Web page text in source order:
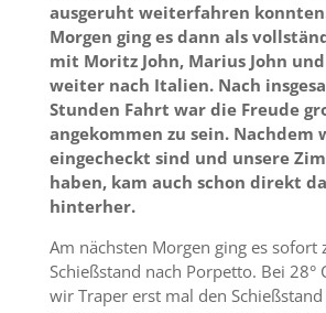
ausgeruht weiterfahren
Morgen ging es dann als
mit Moritz John, Marius John
weiter nach Italien. Nach
Stunden Fahrt war die Freude
angekommen zu sein. Nachdem
eingecheckt sind und unsere
haben, kam auch schon direkt
hinterher.
Am nächsten Morgen ging es sofort
Schießstand nach Porpetto. Bei 28°
wir Traper erst mal den